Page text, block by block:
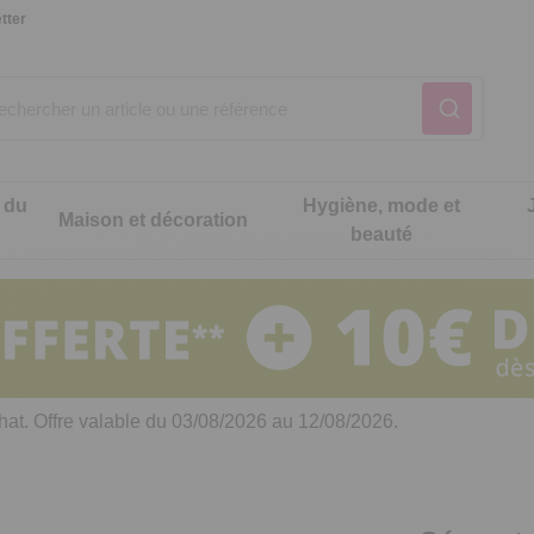
cuisine
de cuisine malins
Notre produit du
Notre produit du
Maison et décoration
Notre produit du
Hygiène, mode et
beauté
intimité
Notre produit du
Notre produit du
Notre produit du
Offre valable du 03/08/2026 au 12/08/2026.